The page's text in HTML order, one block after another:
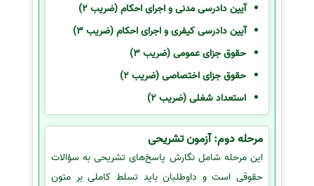
آیین دادرسی مدنی و اجرای احکام (ضریب 2)
آیین دادرسی کیفری و اجرای احکام (ضریب 3)
حقوق جزای عمومی (ضریب 3)
حقوق جزای اختصاصی (ضریب 2)
استعداد شغلی (ضریب 2)
مرحله دوم: آزمون تشریحی
این مرحله شامل نگارش پاسخ‌های تشریحی به سؤالات
حقوقی است و داوطلبان باید تسلط کاملی بر متون